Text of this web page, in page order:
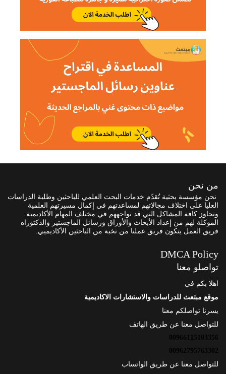
من نحن
نحن مؤسسة بحثية تُقدّم خدمات البحث العلمي للباحثين وطلبة الدراسات
العليا على اختلاف مجالاتهم لمساعدتهم في إكمال مسيرتهم العلمية
وتجاوز كافة المشاكل التي قد تواجههم في مختلف المهام الأكاديمية
الموكلة لهم من إعداد الأبحاث والأوراق ورسائل الماجستير والدكتوراه
فريق العمل يتكون فريق عملنا من نخبة من الباحثين الأكاديميي.
DMCA Policy
تواصلو معنا
اهلا بكم في
موقع مبتعث للدراسات والاستشارات الاكاديمية
يسرنا تواصلكم معنا
للتواصل معنا عن طريق الهاتف
00966115103356
00962795763302
للتواصل معنا عن طريق الواتساب